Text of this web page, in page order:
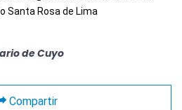
Santa Rosa de Lima
de Cuyo
Compartir